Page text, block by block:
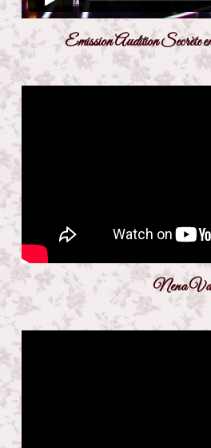
Emission Audition Secrète